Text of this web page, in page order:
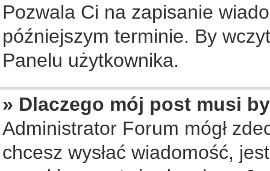
Pozwala Ci na zapisanie
późniejszym terminie. By
Panelu użytkownika.
» Dlaczego mój post musi
Administrator Forum mógł
chcesz wysłać wiadomość,